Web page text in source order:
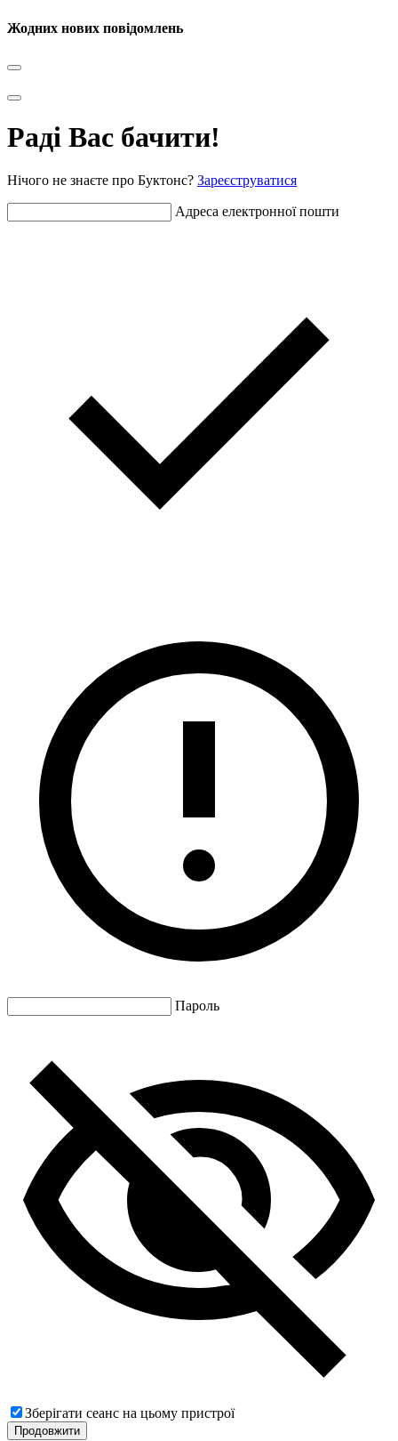
Жодних нових повідомлень
Раді Вас бачити!
Нічого не знаєте про Буктонс? Зареєструватися
Адреса електронної пошти
Пароль
Зберігати сеанс на цьому пристрої
Продовжити